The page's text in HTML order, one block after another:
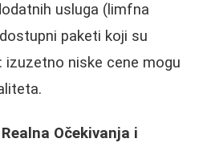
usluga (limfna
paketi koji su
izuzetno niske cene mogu
Očekivanja i